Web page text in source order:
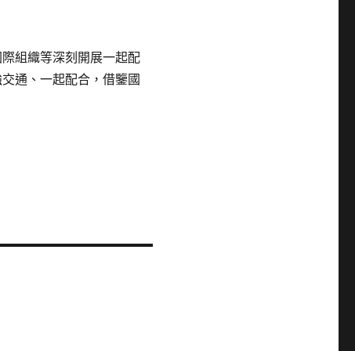
組織等深刻開展一起配
通、一起配合，借鑒國